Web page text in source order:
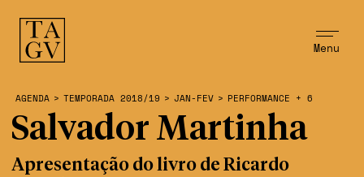
Menu
AGENDA > TEMPORADA 2018/19 > JAN-FEV > PERFORMANCE + 6
Salvador Martinha
Apresentação do livro de Ricardo